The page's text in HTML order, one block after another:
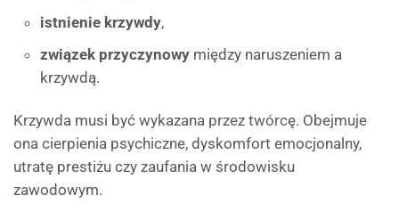
istnienie krzywdy,
związek przyczynowy między naruszeniem a
krzywdą.
Krzywda musi być wykazana przez twórcę. Obejmuje
ona cierpienia psychiczne, dyskomfort emocjonalny,
utratę prestiżu czy zaufania w środowisku
zawodowym.